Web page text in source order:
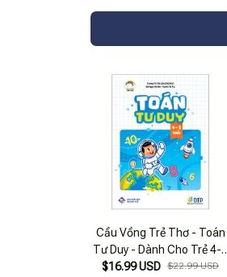
Cầu Vồng Trẻ Thơ - Toán
Tư Duy - Dành Cho Trẻ 4-5
Tuổi
$16.99 USD $22.99 USD